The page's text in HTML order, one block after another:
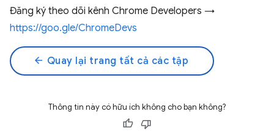
Đăng ký theo dõi kênh Chrome Developers →
https://goo.gle/ChromeDevs
arrow_back Quay lại trang tất cả các tập
Thông tin này có hữu ích không cho bạn không?